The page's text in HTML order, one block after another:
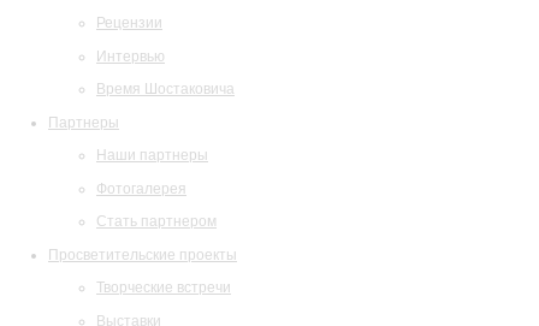
Рецензии
Интервью
Время Шостаковича
Партнеры
Наши партнеры
Фотогалерея
Стать партнером
Просветительские проекты
Творческие встречи
Выставки